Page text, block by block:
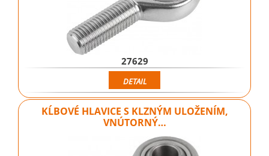
27629
DETAIL
KĹBOVÉ HLAVICE S KLZNÝM ULOŽENÍM,
VNÚTORNÝ…